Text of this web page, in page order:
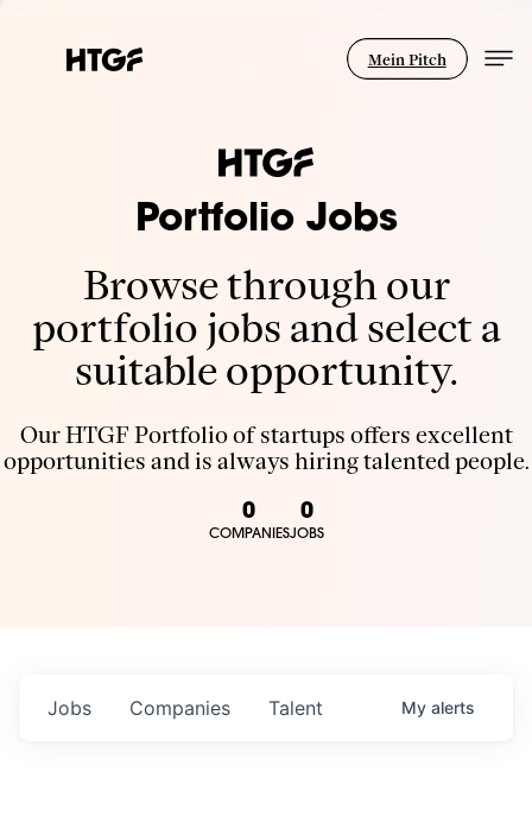
Mein Pitch
Portfolio Jobs
Browse through our
portfolio jobs and select a
suitable opportunity.
Our HTGF Portfolio of startups offers excellent
opportunities and is always hiring talented people.
0
COMPANIES
0
JOBS
Jobs Companies Talent My alerts